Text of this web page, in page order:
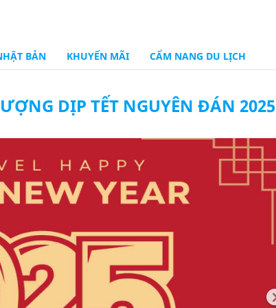
BẢN KHUYẾN MÃI CẨM NANG DU LỊCH
DỊP TẾT NGUYÊN ĐÁN 2025